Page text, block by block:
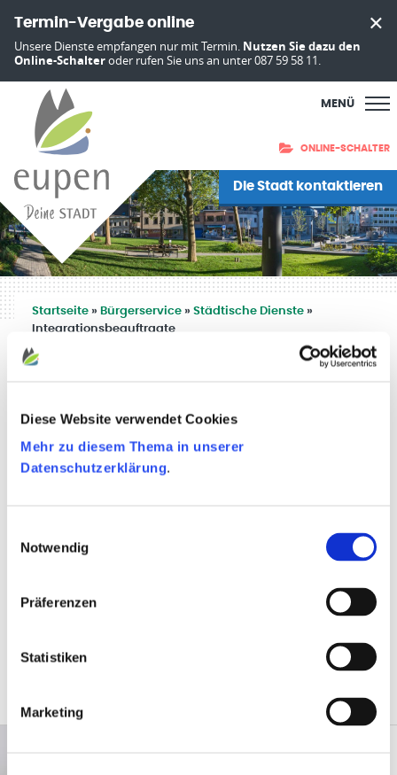
Diese Website verwendet Cookies
Mehr zu diesem Thema in unserer
Datenschutzerklärung.
Notwendig
Präferenzen
Statistiken
Marketing
Termin-Vergabe online
Unsere Dienste empfangen nur mit Termin. Nutzen Sie dazu den
Online-Schalteroder rufen Sie uns an unter 087 59 58 11.
MENÜ
ONLINE-SCHALTER
Die Stadt kontaktieren
Startseite » Bürgerservice » Städtische Dienste »
Integrationsbeauftragte
Aufgaben:
Information